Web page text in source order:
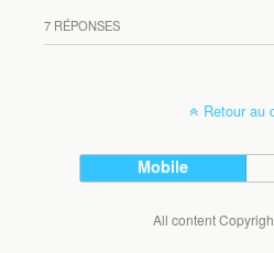
7 RÉPONSES
Retour au
Mobile
All content